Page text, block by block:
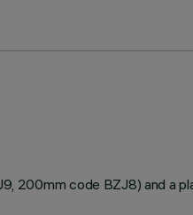
200mm code BZJ8) and a